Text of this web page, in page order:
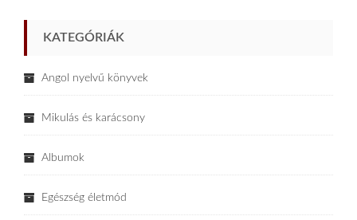
KATEGÓRIÁK
Angol nyelvű könyvek
Mikulás és karácsony
Albumok
Egészség életmód